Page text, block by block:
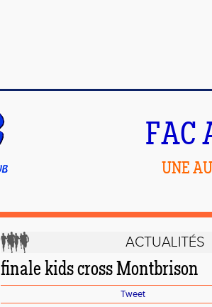
FAC
UNE
ACTUALITÉS
finale kids cross Montbrison
Tweet